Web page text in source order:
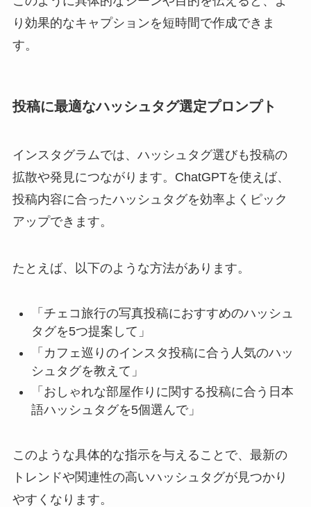
り効果的なキャプションを短時間で作成できま
す。
投稿に最適なハッシュタグ選定プロンプト
インスタグラムでは、ハッシュタグ選びも投稿の
拡散や発見につながります。ChatGPTを使えば、
投稿内容に合ったハッシュタグを効率よくピック
アップできます。
たとえば、以下のような方法があります。
「チェコ旅行の写真投稿におすすめのハッシュ
タグを5つ提案して」
「カフェ巡りのインスタ投稿に合う人気のハッ
シュタグを教えて」
「おしゃれな部屋作りに関する投稿に合う日本
語ハッシュタグを5個選んで」
このような具体的な指示を与えることで、最新の
トレンドや関連性の高いハッシュタグが見つかり
やすくなります。